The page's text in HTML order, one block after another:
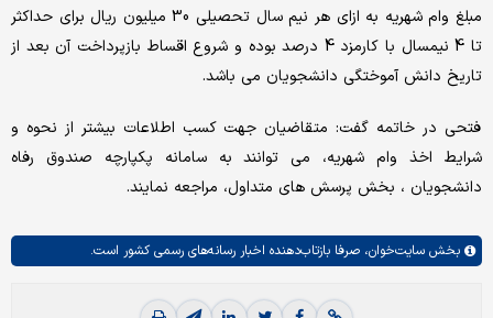
مبلغ وام شهریه به ازای هر نیم سال تحصیلی 30 میلیون ریال برای حداکثر
تا 4 نیمسال با کارمزد 4 درصد بوده و شروع اقساط بازپرداخت آن بعد از
تاریخ دانش آموختگی دانشجویان می باشد.
فتحی در خاتمه گفت: متقاضیان جهت کسب اطلاعات بیشتر از نحوه و
شرایط اخذ وام شهریه، می توانند به سامانه پکپارچه صندوق رفاه
دانشجویان ، بخش پرسش های متداول، مراجعه نمایند.
بخش سایت‌خوان، صرفا بازتاب‌دهنده اخبار رسانه‌های رسمی کشور است.